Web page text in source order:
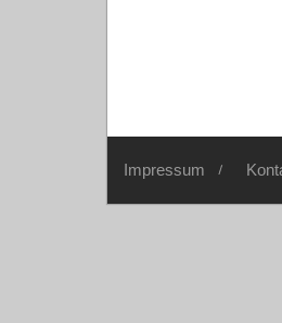
Impressum